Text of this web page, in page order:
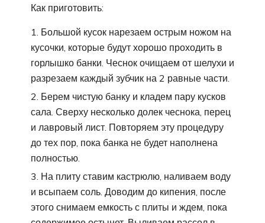
Как приготовить:
Большой кусок нарезаем острым ножом на
кусочки, которые будут хорошо проходить в
горлышко банки. Чеснок очищаем от шелухи и
разрезаем каждый зубчик на 2 равные части.
Берем чистую банку и кладем пару кусков
сала. Сверху несколько долек чеснока, перец
и лавровый лист. Повторяем эту процедуру
до тех пор, пока банка не будет наполнена
полностью.
На плиту ставим кастрюлю, наливаем воду
и всыпаем соль. Доводим до кипения, после
этого снимаем емкость с плиты и ждем, пока